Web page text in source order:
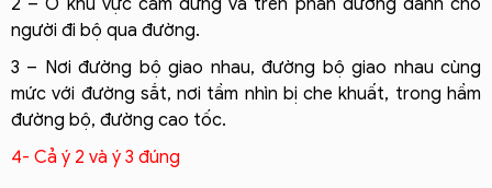
2 – Ở khu vực cấm dừng và trên phần đường dành cho
người đi bộ qua đường.
3 – Nơi đường bộ giao nhau, đường bộ giao nhau cùng
mức với đường sắt, nơi tầm nhìn bị che khuất, trong hầm
đường bộ, đường cao tốc.
4- Cả ý 2 và ý 3 đúng